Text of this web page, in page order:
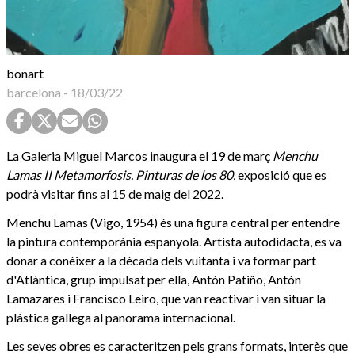
bonart
barcelona - 18/03/22
La Galeria Miguel Marcos inaugura el 19 de març Menchu
Lamas II Metamorfosis. Pinturas de los 80, exposició que es
podrà visitar fins al 15 de maig del 2022.
Menchu ​​Lamas (Vigo, 1954) és una figura central per entendre
la pintura contemporània espanyola. Artista autodidacta, es va
donar a conèixer a la dècada dels vuitanta i va formar part
d'Atlàntica, grup impulsat per ella, Antón Patiño, Antón
Lamazares i Francisco Leiro, que van reactivar i van situar la
plàstica gallega al panorama internacional.
Les seves obres es caracteritzen pels grans formats, interès que